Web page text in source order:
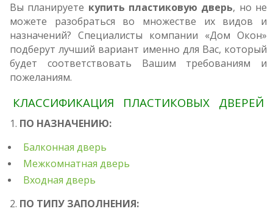
Вы планируете купить пластиковую дверь, но не
можете разобраться во множестве их видов и
назначений? Специалисты компании «Дом Окон»
подберут лучший вариант именно для Вас, который
будет соответствовать Вашим требованиям и
пожеланиям.
КЛАССИФИКАЦИЯ ПЛАСТИКОВЫХ ДВЕРЕЙ
1. ПО НАЗНАЧЕНИЮ:
Балконная дверь
Межкомнатная дверь
Входная дверь
2. ПО ТИПУ ЗАПОЛНЕНИЯ: